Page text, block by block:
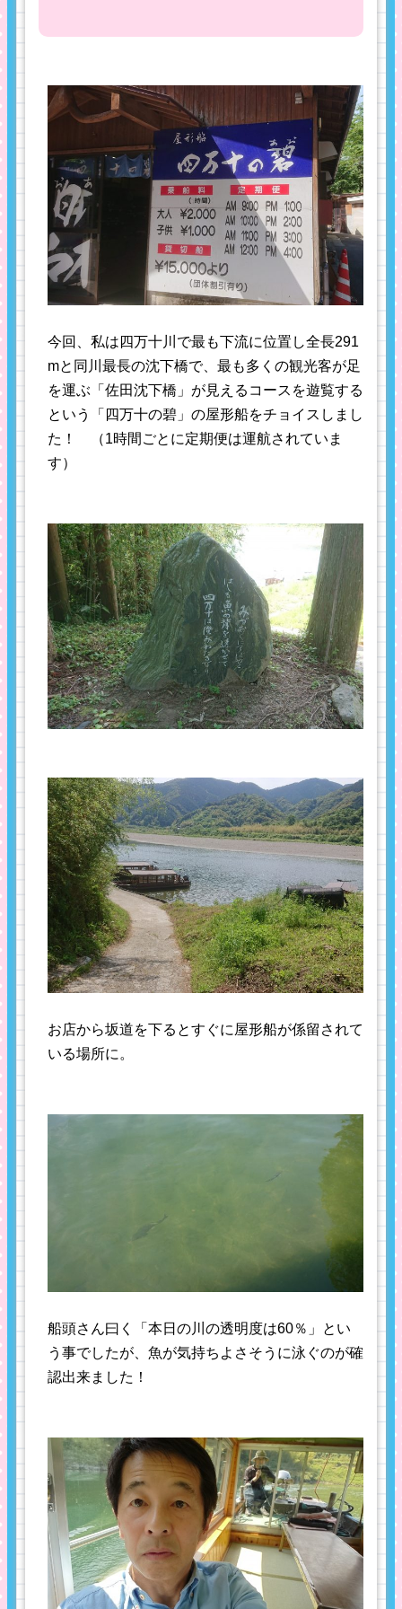
今回、私は四万十川で最も下流に位置し全長291
mと同川最長の沈下橋で、最も多くの観光客が足
を運ぶ「佐田沈下橋」が見えるコースを遊覧する
という「四万十の碧」の屋形船をチョイスしまし
た！ （1時間ごとに定期便は運航されていま
す）
お店から坂道を下るとすぐに屋形船が係留されて
いる場所に。
船頭さん曰く「本日の川の透明度は60％」とい
う事でしたが、魚が気持ちよさそうに泳ぐのが確
認出来ました！